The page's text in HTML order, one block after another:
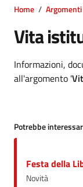
Home / Argomenti
Vita
Informazioni,
all'argomento '
Potrebbe
Festa della
Novità